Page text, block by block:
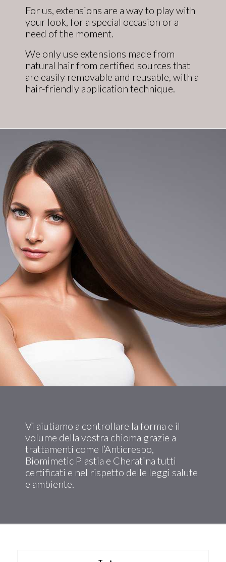
For us, extensions are a way to play with
your look, for a special occasion or a
need of the moment.
We only use extensions made from
natural hair from certified sources that
are easily removable and reusable, with a
hair-friendly application technique.
Vi aiutiamo a controllare la forma e il
volume della vostra chioma grazie a
trattamenti come l’Anticrespo,
Biomimetic Plastia e Cheratina tutti
certificati e nel rispetto delle leggi salute
e ambiente.